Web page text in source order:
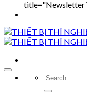
title="Newsletter
Search
for: